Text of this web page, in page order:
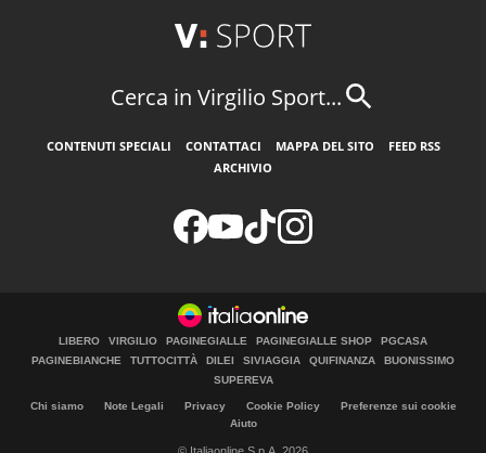
Cerca in Virgilio Sport...
CONTENUTI SPECIALI CONTATTACI MAPPA DEL SITO
FEED RSS
ARCHIVIO
LIBERO VIRGILIO PAGINEGIALLE PAGINEGIALLE SHOP
PGCASA
PAGINEBIANCHE
TUTTOCITTÀ DILEI SIVIAGGIA QUIFINANZA
BUONISSIMO
SUPEREVA
Chi siamo Note Legali Privacy Cookie Policy
Preferenze sui cookie
Aiuto